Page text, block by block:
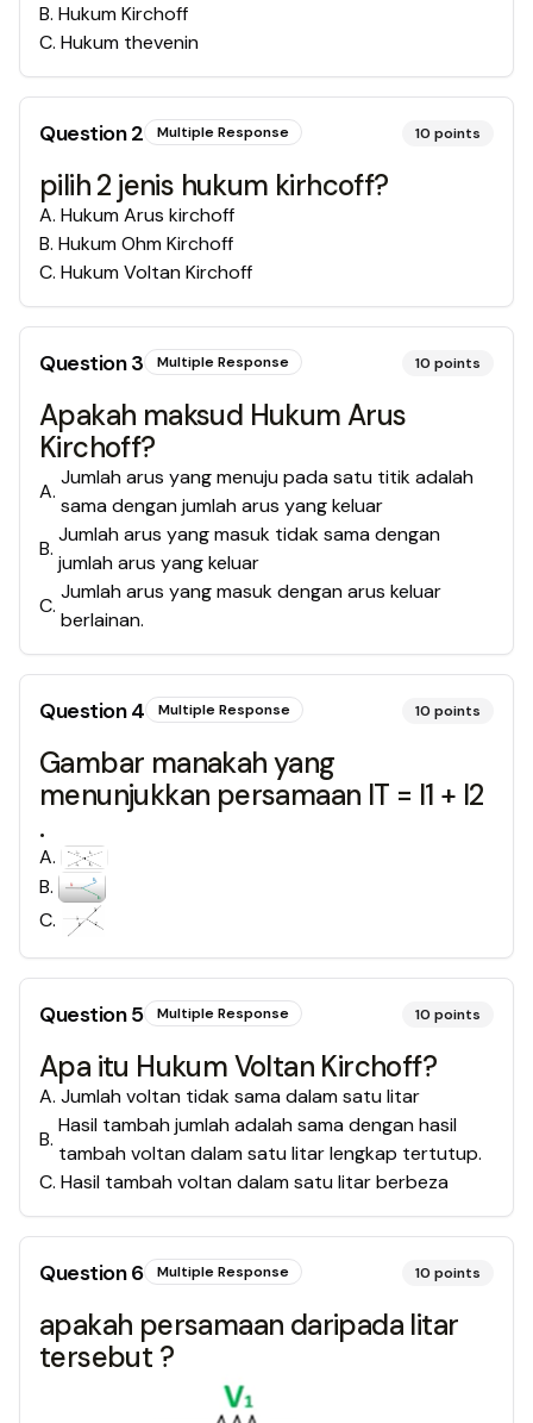
B. Hukum Kirchoff
C. Hukum thevenin
Question2 Multiple Response 10 points
pilih 2 jenis hukum kirhcoff?
A. Hukum Arus kirchoff
B. Hukum Ohm Kirchoff
C. Hukum Voltan Kirchoff
Question3 Multiple Response 10 points
Apakah maksud Hukum Arus
Kirchoff?
A.
Jumlah arus yang menuju pada satu titik adalah
sama dengan jumlah arus yang keluar
B.
Jumlah arus yang masuk tidak sama dengan
jumlah arus yang keluar
C.
Jumlah arus yang masuk dengan arus keluar
berlainan.
Question4 Multiple Response 10 points
Gambar manakah yang
menunjukkan persamaan IT = I1 + I2
.
A.
B.
C.
Question5 Multiple Response 10 points
Apa itu Hukum Voltan Kirchoff?
A. Jumlah voltan tidak sama dalam satu litar
B.
Hasil tambah jumlah adalah sama dengan hasil
tambah voltan dalam satu litar lengkap tertutup.
C. Hasil tambah voltan dalam satu litar berbeza
Question6 Multiple Response 10 points
apakah persamaan daripada litar
tersebut ?